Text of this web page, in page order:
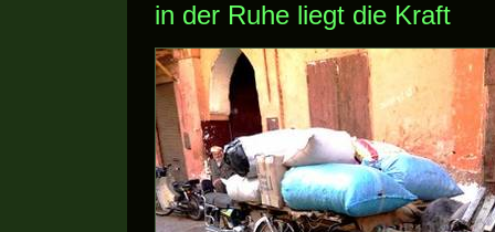
in der Ruhe liegt die Kraft